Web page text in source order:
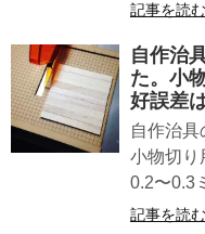
記事を読む
自作治
た。小
好誤差
自作治具
小物切り
0.2〜0.3
記事を読む